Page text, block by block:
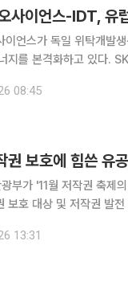
사이언스-IDT, 유
이언스가 독일 위탁개발
. SK바이오사이언스는 IDT와 함께 유럽 집행위원회(EC) 산하 보
티브 1단계 과제에 최종
08:45
부가 '11월 저작권 축
대상 및 저작권 발전 유공 시상식'을 개
13:31